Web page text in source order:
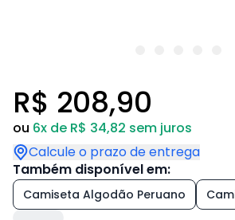
R$ 208,90
ou 6x de R$ 34,82 sem juros
Calcule o prazo de entrega
Também disponível em:
Camiseta Algodão Peruano